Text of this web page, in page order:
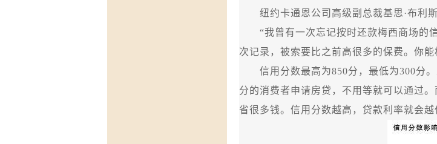
纽约卡通恩公司高级副总裁基思·布利斯
“我曾有一次忘记按时还款梅西商场的信
次记录，被索要比之前高很多的保费。你
信用分数最高为850分，最低为300分
分的消费者申请房贷，不用等就可以通过
省很多钱。信用分数越高，贷款利率就会越